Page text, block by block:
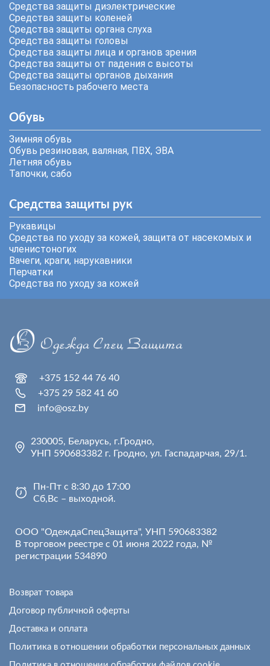
Средства защиты диэлектрические
Средства защиты коленей
Средства защиты органа слуха
Средства защиты головы
Средства защиты лица и органов зрения
Средства защиты от падения с высоты
Средства защиты органов дыхания
Безопасность рабочего места
Обувь
Зимняя обувь
Обувь резиновая, валяная, ПВХ, ЭВА
Летняя обувь
Тапочки, сабо
Средства защиты рук
Рукавицы
Средства по уходу за кожей, защита от насекомых и
членистоногих
Вачеги, краги, нарукавники
Перчатки
Средства по уходу за кожей
+375 152 44 76 40
+375 29 582 41 60
info@osz.by
230005, Беларусь, г.Гродно,
УНП 590683382 г. Гродно, ул. Гаспадарчая, 29/1.
Пн-Пт с 8:30 до 17:00
Сб,Вс – выходной.
ООО "ОдеждаСпецЗащита", УНП 590683382
В торговом реестре с 01 июня 2022 года, №
регистрации 534890
Возврат товара
Договор публичной оферты
Доставка и оплата
Политика в отношении обработки персональных данных